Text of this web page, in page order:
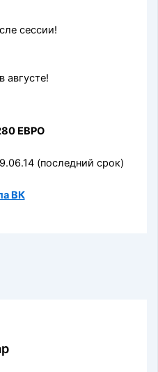
сессии!
августе!
ЕВРО
(последний срок)
ВК